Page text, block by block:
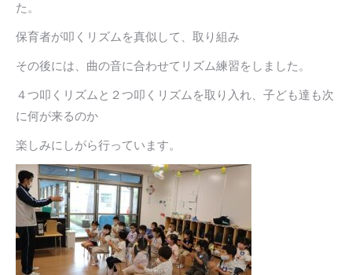
た。
保育者が叩くリズムを真似して、取り組み
その後には、曲の音に合わせてリズム練習をしました。
４つ叩くリズムと２つ叩くリズムを取り入れ、子ども達も次
に何が来るのか
楽しみにしがら行っています。